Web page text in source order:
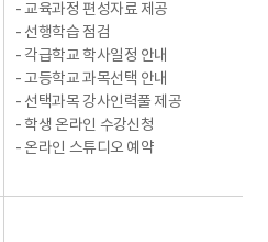
- 교육과정 편성자료 제공
- 선행학습 점검
- 각급학교 학사일정 안내
- 고등학교 과목선택 안내
- 선택과목 강사인력풀 제공
- 학생 온라인 수강신청
- 온라인 스튜디오 예약